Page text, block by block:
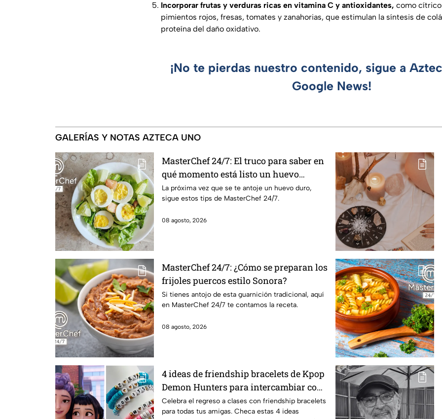
Incorporar frutas y verduras ricas en vitamina C y antioxidantes, como
pimientos rojos, fresas, tomates y zanahorias, que estimulan la síntesis de
proteína del daño oxidativo.
¡No te pierdas nuestro contenido, sigue a
Google News!
GALERÍAS Y NOTAS AZTECA UNO
MasterChef 24/7: El truco para saber en
qué momento está listo un huevo
cocido
La próxima vez que se te antoje un huevo duro,
sigue estos tips de MasterChef 24/7.
08 agosto, 2026
MasterChef 24/7: ¿Cómo se preparan los
frijoles puercos estilo Sonora?
Si tienes antojo de esta guarnición tradicional, aquí
en MasterChef 24/7 te contamos la receta.
08 agosto, 2026
4 ideas de friendship bracelets de Kpop
Demon Hunters para intercambiar con
tus mejores amigas este regreso a
clases
Celebra el regreso a clases con friendship bracelets
para todas tus amigas. Checa estas 4 ideas